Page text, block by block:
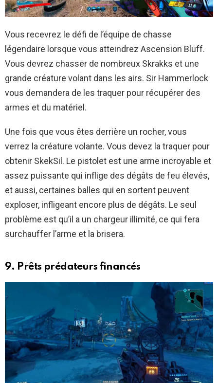
Vous recevrez le défi de l’équipe de chasse
légendaire lorsque vous atteindrez Ascension Bluff.
Vous devrez chasser de nombreux Skrakks et une
grande créature volant dans les airs. Sir Hammerlock
vous demandera de les traquer pour récupérer des
armes et du matériel.
Une fois que vous êtes derrière un rocher, vous
verrez la créature volante. Vous devez la traquer pour
obtenir SkekSil. Le pistolet est une arme incroyable et
assez puissante qui inflige des dégâts de feu élevés,
et aussi, certaines balles qui en sortent peuvent
exploser, infligeant encore plus de dégâts. Le seul
problème est qu’il a un chargeur illimité, ce qui fera
surchauffer l’arme et la brisera.
9. Prêts prédateurs financés